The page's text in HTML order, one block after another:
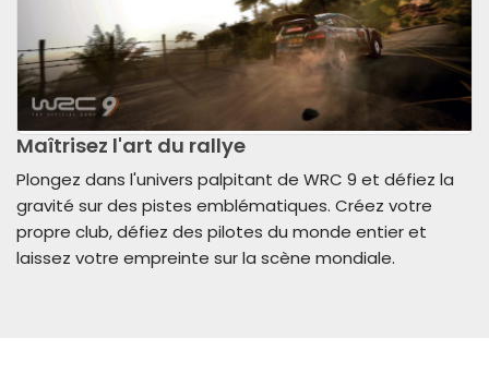
Maîtrisez l'art du rallye
Plongez dans l'univers palpitant de WRC 9 et défiez la
gravité sur des pistes emblématiques. Créez votre
propre club, défiez des pilotes du monde entier et
laissez votre empreinte sur la scène mondiale.